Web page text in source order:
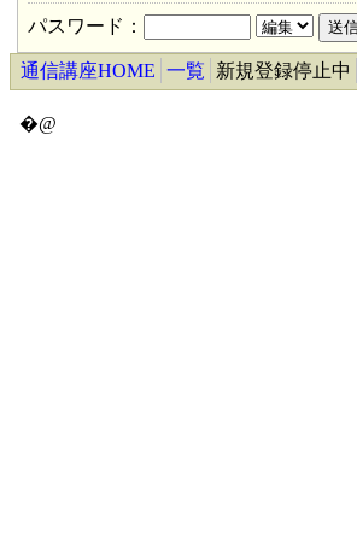
パスワード：
通信講座HOME 一覧 新規登録停止中
�@